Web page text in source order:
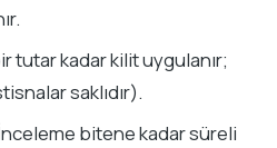
tutar kadar kilit uygulanır;
saklıdır).
bitene kadar süreli